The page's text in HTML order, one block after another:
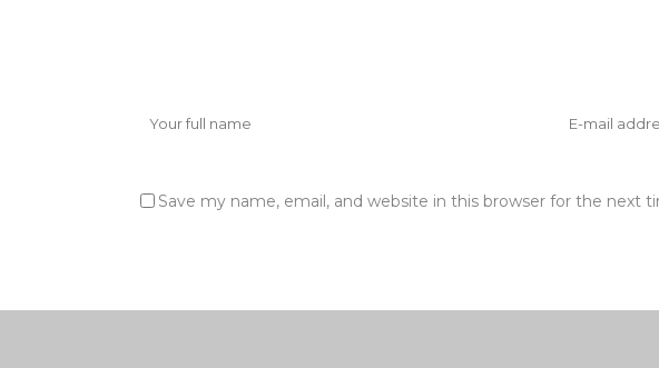
Save my name, email, and website in this browser for the next